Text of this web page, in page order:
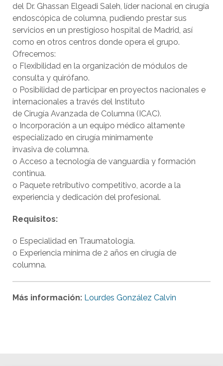
del Dr. Ghassan Elgeadi Saleh, líder nacional en cirugía
endoscópica de columna, pudiendo prestar sus
servicios en un prestigioso hospital de Madrid, así
como en otros centros donde opera el grupo.
Ofrecemos:
o Flexibilidad en la organización de módulos de
consulta y quirófano.
o Posibilidad de participar en proyectos nacionales e
internacionales a través del Instituto
de Cirugía Avanzada de Columna (ICAC).
o Incorporación a un equipo médico altamente
especializado en cirugía mínimamente
invasiva de columna.
o Acceso a tecnología de vanguardia y formación
continua.
o Paquete retributivo competitivo, acorde a la
experiencia y dedicación del profesional.
Requisitos:
o Especialidad en Traumatología.
o Experiencia mínima de 2 años en cirugía de
columna.
Más información: Lourdes González Calvin